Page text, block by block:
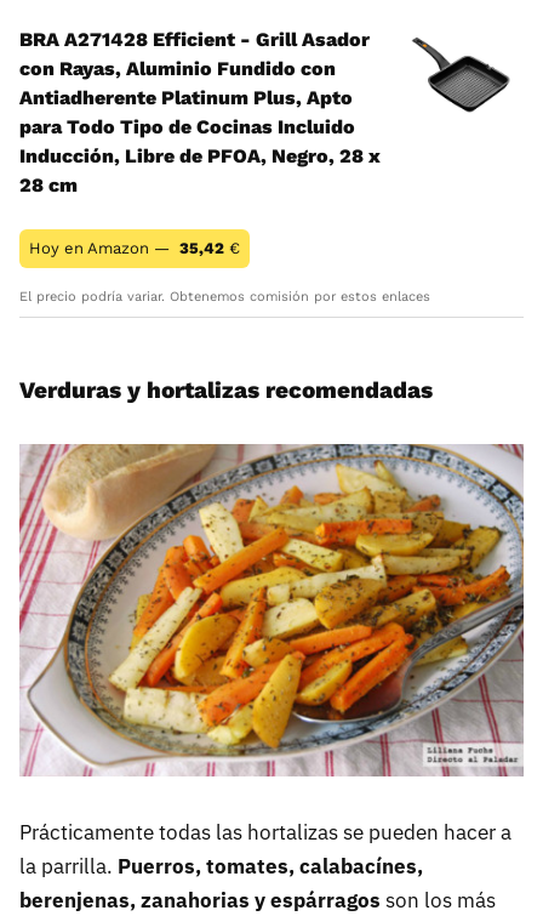
BRA A271428 Efficient - Grill Asador
con Rayas, Aluminio Fundido con
Antiadherente Platinum Plus, Apto
para Todo Tipo de Cocinas Incluido
Inducción, Libre de PFOA, Negro, 28 x
28 cm
Hoy en Amazon — 35,42 €
El precio podría variar. Obtenemos comisión por estos enlaces
Verduras y hortalizas recomendadas
Prácticamente todas las hortalizas se pueden hacer a
la parrilla. Puerros, tomates, calabacínes,
berenjenas, zanahorias y espárragos son los más